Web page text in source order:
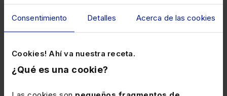
Consentimiento Detalles Acerca de las cookies
Cookies! Ahí va nuestra receta.
¿Qué es una cookie?
disponibles en nuestro catálogo.
Laboral